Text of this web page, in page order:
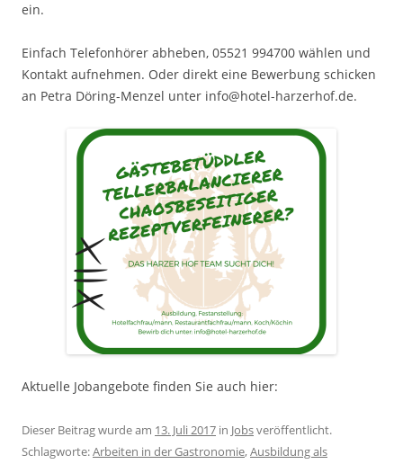
ein.
Einfach Telefonhörer abheben, 05521 994700 wählen und
Kontakt aufnehmen. Oder direkt eine Bewerbung schicken
an Petra Döring-Menzel unter info@hotel-harzerhof.de.
Aktuelle Jobangebote finden Sie auch hier:
Dieser Beitrag wurde am 13. Juli 2017 in Jobsveröffentlicht.
Schlagworte:Arbeiten in der Gastronomie,Ausbildung als